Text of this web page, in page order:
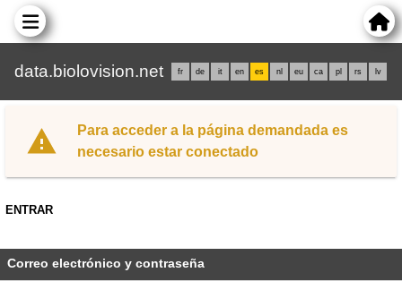
data.biolovision.net fr de it en es nl eu ca pl rs lv
Para acceder a la página demandada es
necesario estar conectado
ENTRAR
Correo electrónico y contraseña